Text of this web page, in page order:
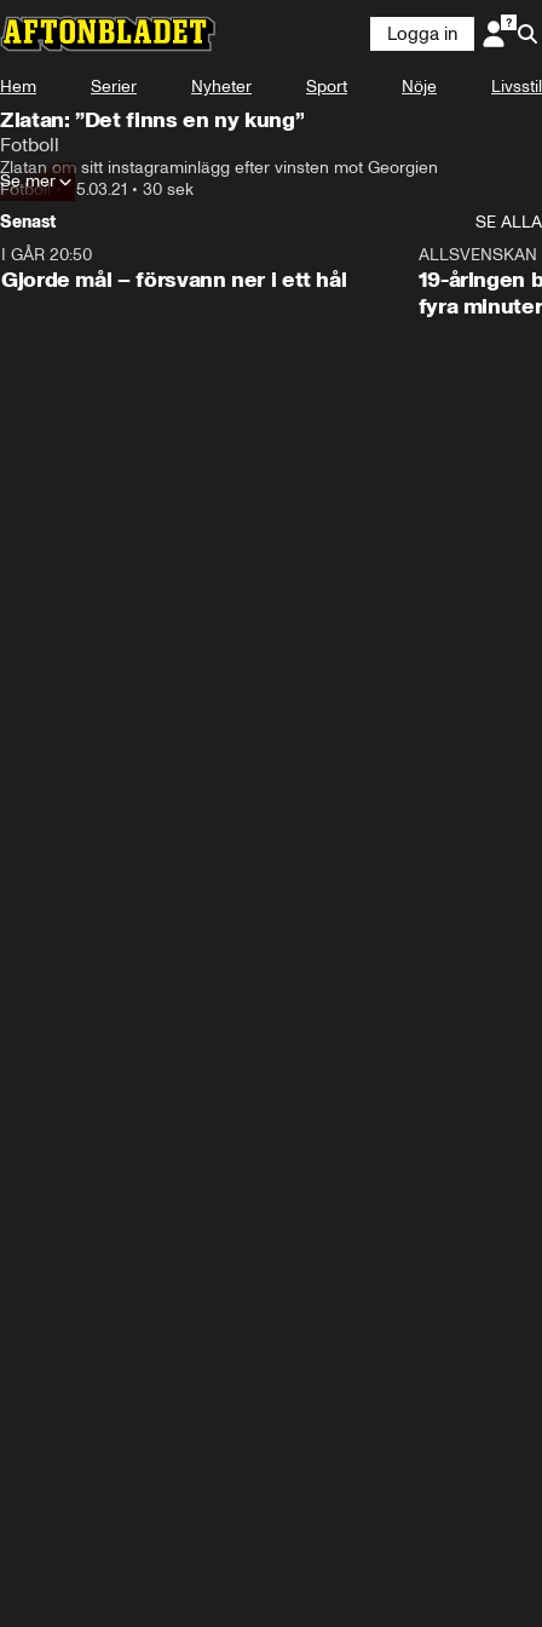
Logga in
Hem Serier Nyheter Sport Nöje Livsstil
Zlatan: ”Det finns en ny kung”
Fotboll
Zlatan om sitt instagraminlägg efter vinsten mot Georgien
Fotboll•25.03.21 • 30 sek
Se mer
Senast
SE ALLA
I GÅR 20:50
Gjorde mål – försvann ner i ett hål
ALLSVENSKAN
19-åringen
fyra minuter